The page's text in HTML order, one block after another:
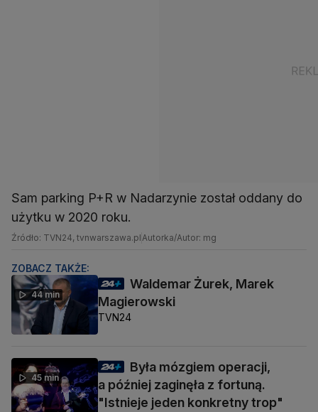
Sam parking P+R w Nadarzynie został oddany do
użytku w 2020 roku.
Źródło: TVN24, tvnwarszawa.plAutorka/Autor: mg
ZOBACZ TAKŻE:
44 min
Waldemar Żurek, Marek
Magierowski
TVN24
45 min
Była mózgiem operacji,
a później zaginęła z fortuną.
"Istnieje jeden konkretny trop"